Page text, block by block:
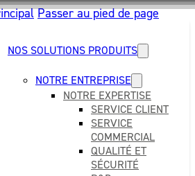
Passer au pied de page
NOS SOLUTIONS PRODUITS
NOTRE ENTREPRISE
NOTRE EXPERTISE
SERVICE CLIENT
SERVICE
COMMERCIAL
QUALITÉ ET
SÉCURITÉ